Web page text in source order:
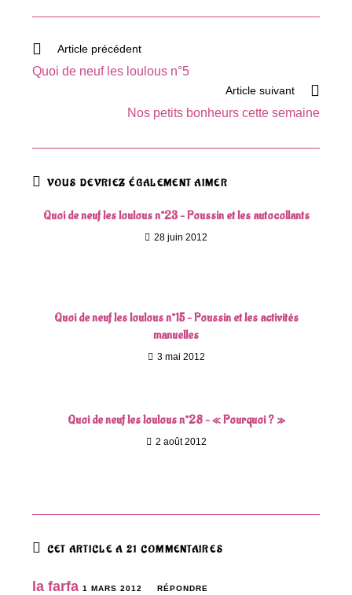
autre
Read
articles
Article précédent
Quoi de neuf les loulous n°5
Article suivant
Nos petits bonheurs cette semaine
VOUS DEVRIEZ ÉGALEMENT AIMER
Quoi de neuf les loulous n°23 – Poussin et les autocollants
28 juin 2012
Quoi de neuf les loulous n°15 – Poussin et les activités
manuelles
3 mai 2012
Quoi de neuf les loulous n°28 – « Pourquoi ? »
2 août 2012
CET ARTICLE A 21 COMMENTAIRES
la farfa 1 MARS 2012 RÉPONDRE